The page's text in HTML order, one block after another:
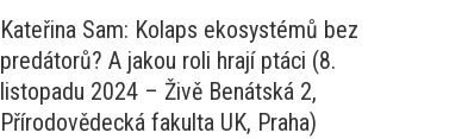
Kateřina Sam: Kolaps ekosystémů bez
predátorů? A jakou roli hrají ptáci (8.
listopadu 2024 – Živě Benátská 2,
Přírodovědecká fakulta UK, Praha)